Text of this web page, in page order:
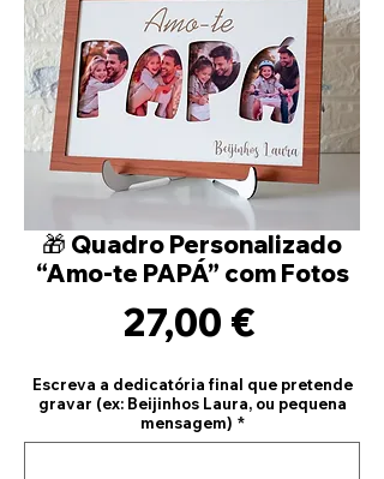
🎁 Quadro Personalizado
“Amo-te PAPÁ” com Fotos
27,00 €Precio
Escreva a dedicatória final que pretende
gravar (ex: Beijinhos Laura, ou pequena
mensagem) *